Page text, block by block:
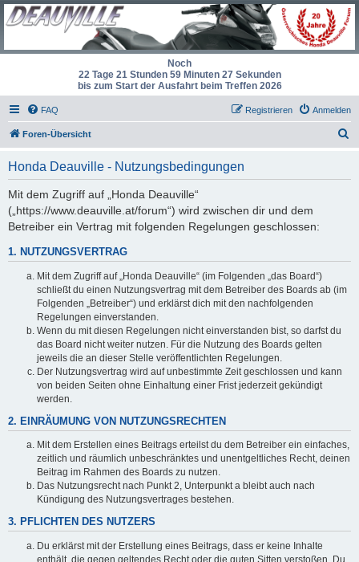
Noch
22 Tage 21 Stunden 59 Minuten 27 Sekunden
bis zum Start der Ausfahrt beim Treffen 2026
FAQ Anmelden
Registrieren
Foren-Übersicht
Honda Deauville - Nutzungsbedingungen
Mit dem Zugriff auf „Honda Deauville“
(„https://www.deauville.at/forum“) wird zwischen dir und dem
Betreiber ein Vertrag mit folgenden Regelungen geschlossen:
1. NUTZUNGSVERTRAG
Mit dem Zugriff auf „Honda Deauville“ (im Folgenden „das Board“)
schließt du einen Nutzungsvertrag mit dem Betreiber des Boards ab (im
Folgenden „Betreiber“) und erklärst dich mit den nachfolgenden
Regelungen einverstanden.
Wenn du mit diesen Regelungen nicht einverstanden bist, so darfst du
das Board nicht weiter nutzen. Für die Nutzung des Boards gelten
jeweils die an dieser Stelle veröffentlichten Regelungen.
Der Nutzungsvertrag wird auf unbestimmte Zeit geschlossen und kann
von beiden Seiten ohne Einhaltung einer Frist jederzeit gekündigt
werden.
2. EINRÄUMUNG VON NUTZUNGSRECHTEN
Mit dem Erstellen eines Beitrags erteilst du dem Betreiber ein einfaches,
zeitlich und räumlich unbeschränktes und unentgeltliches Recht, deinen
Beitrag im Rahmen des Boards zu nutzen.
Das Nutzungsrecht nach Punkt 2, Unterpunkt a bleibt auch nach
Kündigung des Nutzungsvertrages bestehen.
3. PFLICHTEN DES NUTZERS
Du erklärst mit der Erstellung eines Beitrags, dass er keine Inhalte
enthält, die gegen geltendes Recht oder die guten Sitten verstoßen. Du